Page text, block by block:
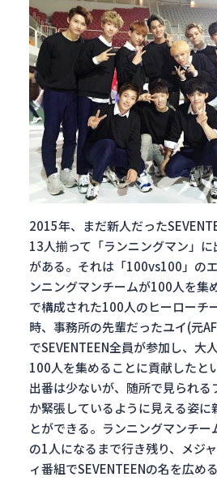
2015年、まだ新人だった
13人揃って「ランニングマン」
がある。それは「100vs100」の
ンニングマンチームが100人を集
で構成された100人のヒーローチ
時、事務所の先輩だったユイ(元
でSEVENTEEN全員が参加し、大
100人を集めることに貢献したと
出番は少ないが、随所で見られる
か緊張しているように見える姿に
とができる。ランニングマンチ
の1人になるまで行き残り、メジ
ィ番組でSEVENTEENの名を広め